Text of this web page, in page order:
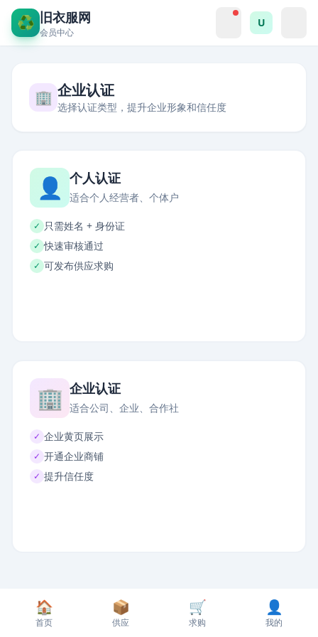
♻️ 旧衣服网
会员中心
U
🏢 企业认证
选择认证类型，提升企业形象和信任度
👤 个人认证
适合个人经营者、个体户
✓ 只需姓名 + 身份证
✓ 快速审核通过
✓ 可发布供应求购
🏢 企业认证
适合公司、企业、合作社
✓ 企业黄页展示
✓ 开通企业商铺
✓ 提升信任度
🏠
首页
📦
供应
🛒
求购
👤
我的